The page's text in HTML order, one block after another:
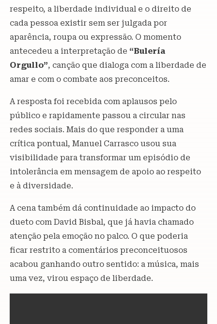
respeito, a liberdade individual e o direito de
cada pessoa existir sem ser julgada por
aparência, roupa ou expressão. O momento
antecedeu a interpretação de “Bulería
Orgullo”, canção que dialoga com a liberdade de
amar e com o combate aos preconceitos.
A resposta foi recebida com aplausos pelo
público e rapidamente passou a circular nas
redes sociais. Mais do que responder a uma
crítica pontual, Manuel Carrasco usou sua
visibilidade para transformar um episódio de
intolerância em mensagem de apoio ao respeito
e à diversidade.
A cena também dá continuidade ao impacto do
dueto com David Bisbal, que já havia chamado
atenção pela emoção no palco. O que poderia
ficar restrito a comentários preconceituosos
acabou ganhando outro sentido: a música, mais
uma vez, virou espaço de liberdade.